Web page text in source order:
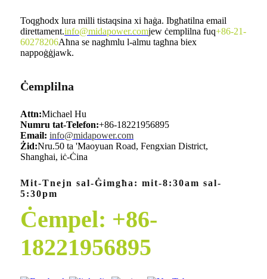
Toqgħodx lura milli tistaqsina xi ħaġa. Ibgħatilna email
direttament.info@midapower.comjew ċemplilna fuq+86-21-
60278206Aħna se nagħmlu l-almu tagħna biex
nappoġġjawk.
Ċemplilna
Attn:Michael Hu
Numru tat-Telefon:+86-18221956895
Email: info@midapower.com
Żid:Nru.50 ta 'Maoyuan Road, Fengxian District,
Shanghai, iċ-Ċina
Mit-Tnejn sal-Ġimgħa: mit-8:30am sal-
5:30pm
Ċempel: +86-
18221956895